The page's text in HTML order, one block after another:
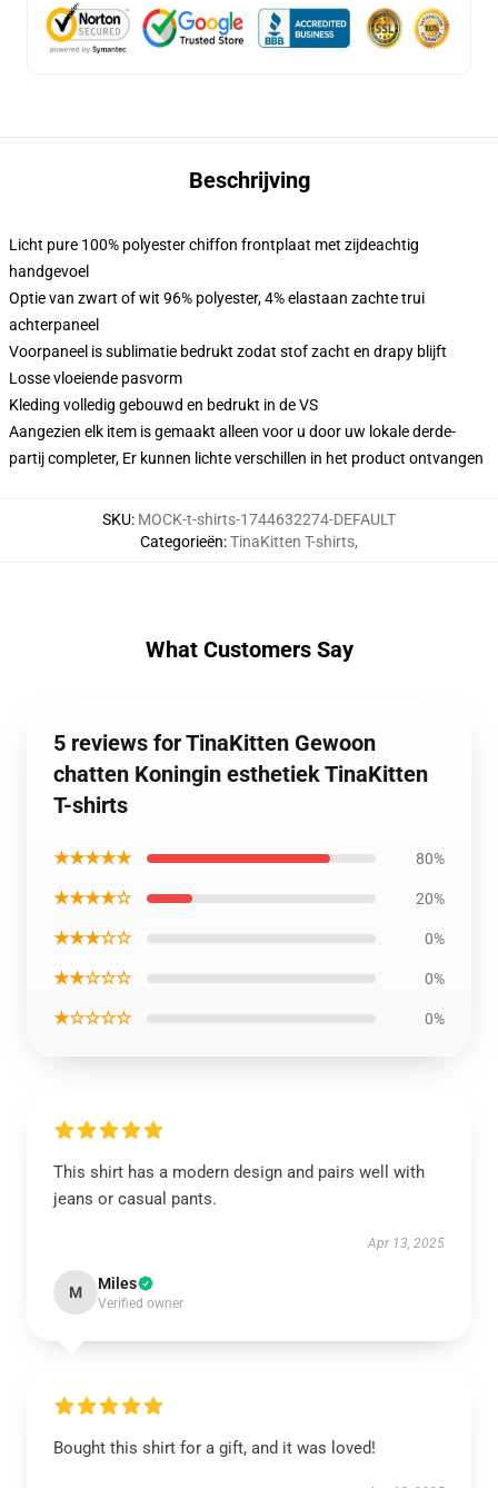
Beschrijving
Licht pure 100% polyester chiffon frontplaat met zijdeachtig
handgevoel
Optie van zwart of wit 96% polyester, 4% elastaan zachte trui
achterpaneel
Voorpaneel is sublimatie bedrukt zodat stof zacht en drapy blijft
Losse vloeiende pasvorm
Kleding volledig gebouwd en bedrukt in de VS
Aangezien elk item is gemaakt alleen voor u door uw lokale derde-
partij completer, Er kunnen lichte verschillen in het product ontvangen
SKU: MOCK-t-shirts-1744632274-DEFAULT
Categorieën:TinaKitten T-shirts,
What Customers Say
5 reviews for TinaKitten Gewoon
chatten Koningin esthetiek TinaKitten
T-shirts
★★★★★ 80%
★★★★☆ 20%
★★★☆☆ 0%
★★☆☆☆ 0%
★☆☆☆☆ 0%
This shirt has a modern design and pairs well with
jeans or casual pants.
Apr 13, 2025
M Miles
Verified owner
Bought this shirt for a gift, and it was loved!